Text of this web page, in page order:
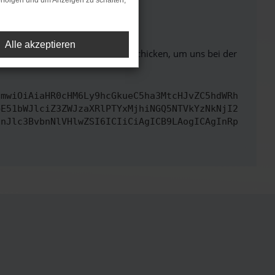
unterstützt werden.
Du kannst uns diesen Text schicken, um uns bei der
Alle akzeptieren